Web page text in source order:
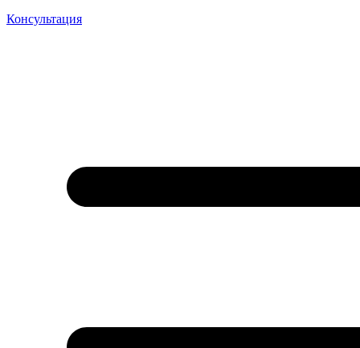
Консультация